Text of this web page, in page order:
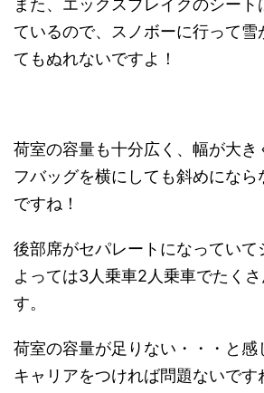
また、エックスブレイクのシート
ているので、スノボーに行って雪
てもぬれないですよ！
荷室の容量も十分広く、幅が大き
フバッグを横にしても斜めになら
ですね！
後部席がセパレートになっていて
よっては3人乗車2人乗車でたく
す。
荷室の容量が足りない・・・と感
キャリアをつければ問題ないです